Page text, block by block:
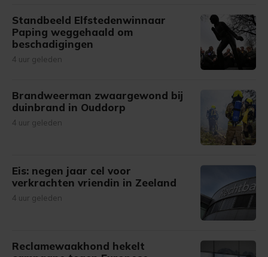
Standbeeld Elfstedenwinnaar
Paping weggehaald om
beschadigingen
4 uur geleden
Brandweerman zwaargewond bij
duinbrand in Ouddorp
4 uur geleden
Eis: negen jaar cel voor
verkrachten vriendin in Zeeland
4 uur geleden
Reclamewaakhond hekelt